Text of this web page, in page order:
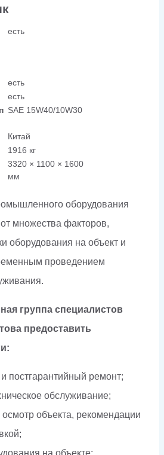
есть
есть
есть
SAE 15W40/10W30
Китай
1916 кг
3320 × 1100 × 1600
мм
оборудования
множества факторов,
оборудования на объект и
проведением
группа специалистов
предоставить
постгарантийный ремонт;
обслуживание;
объекта, рекомендации
на объекте;